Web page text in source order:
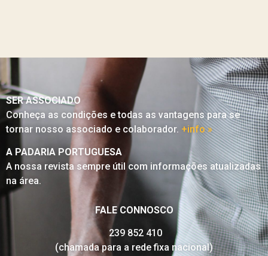
SER ASSOCIADO
Conheça as condições e todas as vantagens para se
tornar nosso associado e colaborador. +info »
A PADARIA PORTUGUESA
A nossa revista sempre útil com informações atualizadas
na área.
FALE CONNOSCO
239 852 410
(chamada para a rede fixa nacional)